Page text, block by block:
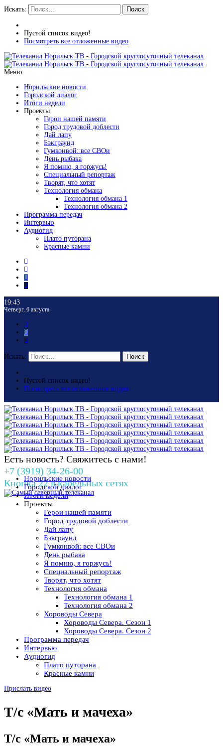
Искать: Поиск
Пустой список видео!
Посмотреть все отложенные видео
Меню
Норильские новости
Городской диалог
Итоги недели
Проекты
Герои нашей памяти
Город трудовой доблести
Дай лапу
Бэкграунд
Гумконвой: все СВОи
День рыбака
Я помню, я горжусь!
Специальный репортаж
Творят, что хотят
Технология обмана
Технология обмана 1
Технология обмана 2
Программа передач
Интервью
Аудиогид
Плато путорана
Красные камни
19:43
Четверг, 6 августа
Искать: Поиск
Пустой список видео!
Посмотреть все отложенные видео
Есть новость? Свяжитесь с нами!
+7 (3919) 34-26-00
Кнопка 22 в кабельных сетях
Норильские новости
Городской диалог
Итоги недели
Проекты
Герои нашей памяти
Город трудовой доблести
Дай лапу
Бэкграунд
Гумконвой: все СВОи
День рыбака
Я помню, я горжусь!
Специальный репортаж
Творят, что хотят
Технология обмана
Технология обмана 1
Технология обмана 2
Хороводы Севера
Хороводы Севера. Сезон 1
Хороводы Севера. Сезон 2
Программа передач
Интервью
Аудиогид
Плато путорана
Красные камни
Прислать видео
Т/с «Мать и мачеха»
Т/с «Мать и мачеха»